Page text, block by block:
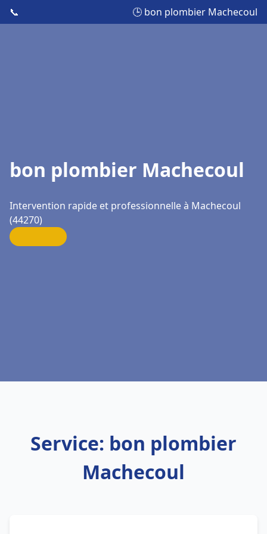
📞 🕒 bon plombier Machecoul
bon plombier Machecoul
Intervention rapide et professionnelle à Machecoul
(44270)
Service: bon plombier
Machecoul